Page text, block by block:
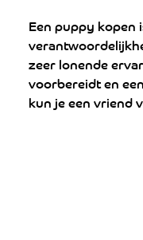
Een puppy kopen
zeer lonende
voorbereidt en
kun je een vriend